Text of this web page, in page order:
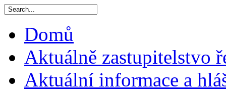
Domů
Aktuálně zastupitelstvo
Aktuální informace a